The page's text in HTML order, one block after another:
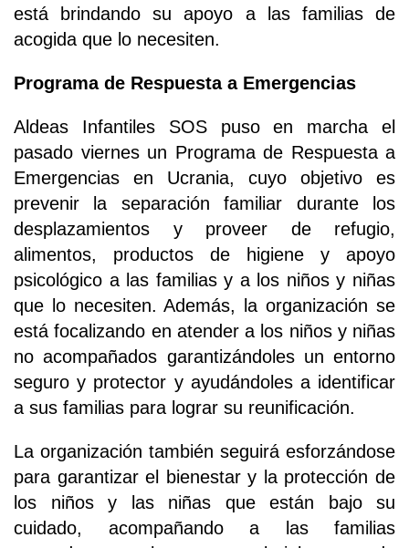
está brindando su apoyo a las familias de
acogida que lo necesiten.
Programa de Respuesta a Emergencias
Aldeas Infantiles SOS puso en marcha el
pasado viernes un Programa de Respuesta a
Emergencias en Ucrania, cuyo objetivo es
prevenir la separación familiar durante los
desplazamientos y proveer de refugio,
alimentos, productos de higiene y apoyo
psicológico a las familias y a los niños y niñas
que lo necesiten. Además, la organización se
está focalizando en atender a los niños y niñas
no acompañados garantizándoles un entorno
seguro y protector y ayudándoles a identificar
a sus familias para lograr su reunificación.
La organización también seguirá esforzándose
para garantizar el bienestar y la protección de
los niños y las niñas que están bajo su
cuidado, acompañando a las familias